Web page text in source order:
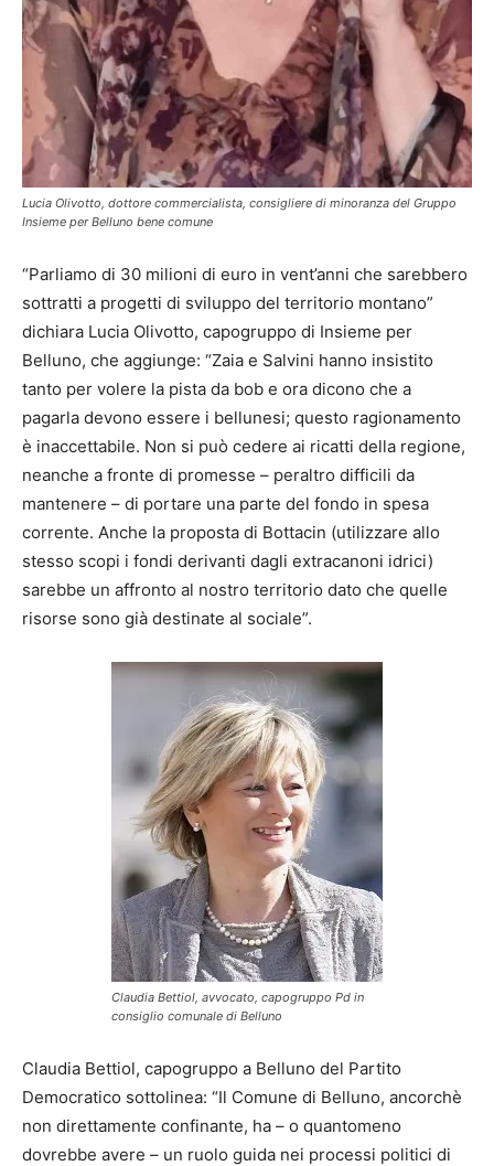
Lucia Olivotto, dottore commercialista, consigliere di minoranza del Gruppo
Insieme per Belluno bene comune
“Parliamo di 30 milioni di euro in vent’anni che sarebbero
sottratti a progetti di sviluppo del territorio montano”
dichiara Lucia Olivotto, capogruppo di Insieme per
Belluno, che aggiunge: “Zaia e Salvini hanno insistito
tanto per volere la pista da bob e ora dicono che a
pagarla devono essere i bellunesi; questo ragionamento
è inaccettabile. Non si può cedere ai ricatti della regione,
neanche a fronte di promesse – peraltro difficili da
mantenere – di portare una parte del fondo in spesa
corrente. Anche la proposta di Bottacin (utilizzare allo
stesso scopi i fondi derivanti dagli extracanoni idrici)
sarebbe un affronto al nostro territorio dato che quelle
risorse sono già destinate al sociale”.
Claudia Bettiol, avvocato, capogruppo Pd in
consiglio comunale di Belluno
Claudia Bettiol, capogruppo a Belluno del Partito
Democratico sottolinea: “Il Comune di Belluno, ancorchè
non direttamente confinante, ha – o quantomeno
dovrebbe avere – un ruolo guida nei processi politici di